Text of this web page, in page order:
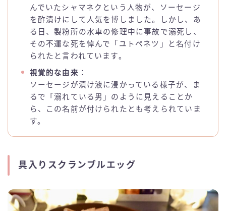
んでいたシャマネクという人物が、ソーセージ
を酢漬けにして人気を博しました。しかし、あ
る日、製粉所の水車の修理中に事故で溺死し、
その不運な死を悼んで「ユトペネツ」と名付け
られたと言われています。
視覚的な由来 ：
ソーセージが漬け液に浸かっている様子が、ま
るで「溺れている男」のように見えることか
ら、この名前が付けられたとも考えられていま
す。
具入りスクランブルエッグ